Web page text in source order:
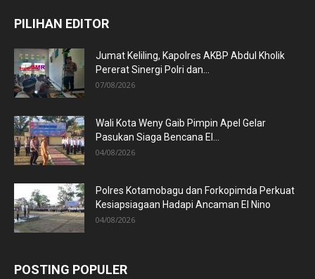
PILIHAN EDITOR
Jumat Keliling, Kapolres AKBP Abdul Kholik
Pererat Sinergi Polri dan...
07/08/2026
Wali Kota Weny Gaib Pimpin Apel Gelar
Pasukan Siaga Bencana El...
04/08/2026
Polres Kotamobagu dan Forkopimda Perkuat
Kesiapsiagaan Hadapi Ancaman El Nino
04/08/2026
POSTING POPULER